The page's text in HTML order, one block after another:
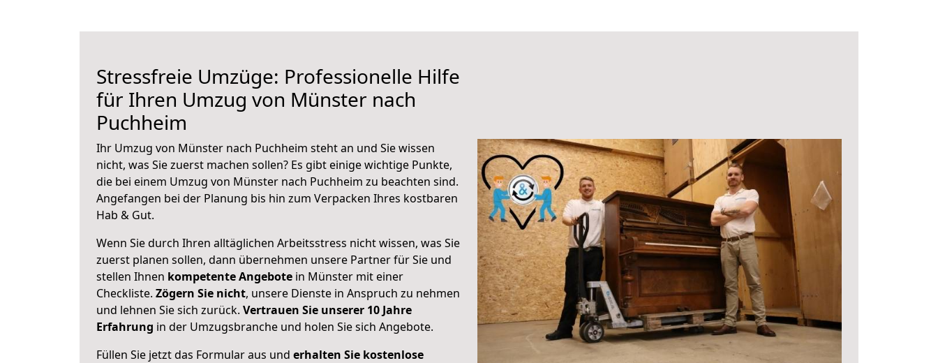
Stressfreie Umzüge: Professionelle Hilfe
für Ihren Umzug von Münster nach
Puchheim
Ihr Umzug von Münster nach Puchheim steht an und Sie wissen
nicht, was Sie zuerst machen sollen? Es gibt einige wichtige Punkte,
die bei einem Umzug von Münster nach Puchheim zu beachten sind.
Angefangen bei der Planung bis hin zum Verpacken Ihres kostbaren
Hab & Gut.
Wenn Sie durch Ihren alltäglichen Arbeitsstress nicht wissen, was Sie
zuerst planen sollen, dann übernehmen unsere Partner für Sie und
stellen Ihnen kompetente Angebote in Münster mit einer
Checkliste. Zögern Sie nicht, unsere Dienste in Anspruch zu nehmen
und lehnen Sie sich zurück. Vertrauen Sie unserer 10 Jahre
Erfahrung in der Umzugsbranche und holen Sie sich Angebote.
Füllen Sie jetzt das Formular aus und erhalten Sie kostenlose